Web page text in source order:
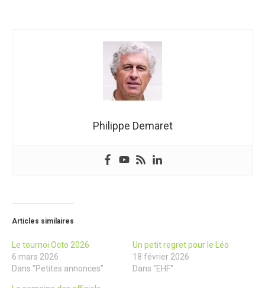
Philippe Demaret
Articles similaires
Le tournoi Octo 2026
6 mars 2026
Dans "Petites annonces"
Un petit regret pour le Léo
18 février 2026
Dans "EHF"